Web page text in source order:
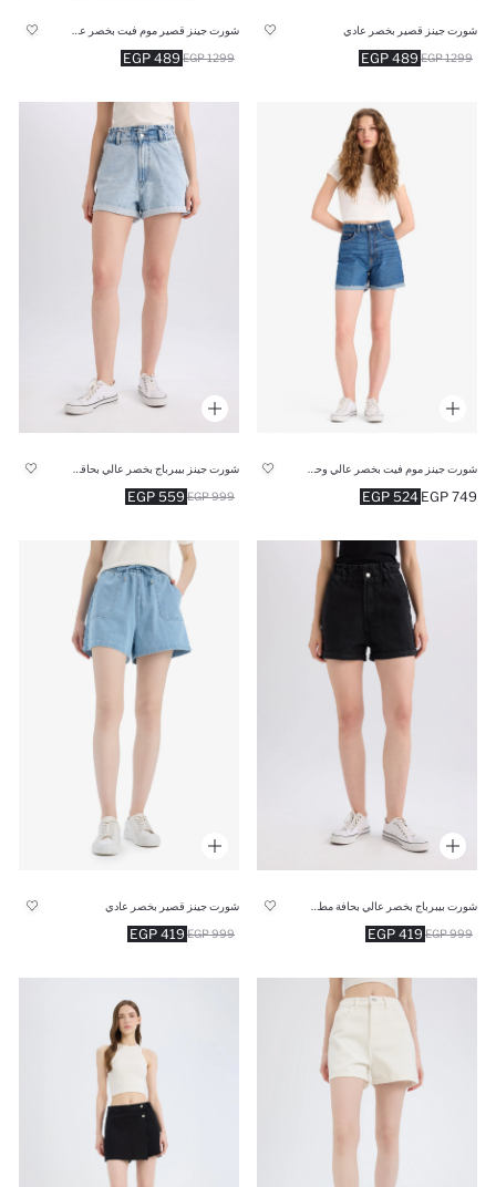
شورت جينز قصير بخصر عادي
489 EGP 1299 EGP
489 EGP 1299 EGP
524 EGP 749 EGP
559 EGP 999 EGP
شورت بيبرباج بخصر عالي بحافة مطوية
419 EGP 999 EGP
شورت جينز قصير بخصر عادي
419 EGP 999 EGP